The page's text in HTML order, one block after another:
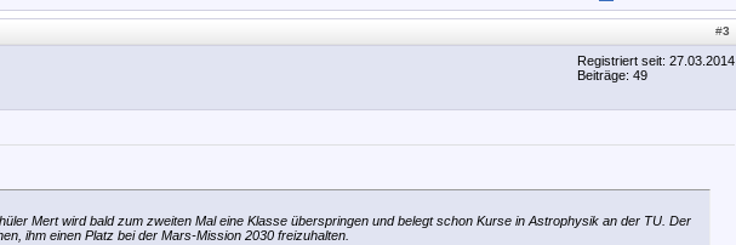
#3
Registriert seit: 27.03.2014
Beiträge: 49
Mert wird bald zum zweiten Mal eine Klasse überspringen und belegt schon Kurse in Astrophysik an der TU. Der
ihm einen Platz bei der Mars-Mission 2030 freizuhalten.